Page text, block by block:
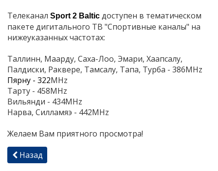
Телеканал Sport 2 Baltic доступен в тематическом
пакете дигитального ТВ "Спортивные каналы" на
нижеуказанных частотах:
Таллинн, Маарду, Саха-Лоо, Эмари, Хаапсалу,
Палдиски, Раквере, Тамсалу, Тапа, Турба - 386MHz
Пярну - 322MHz
Тарту - 458MHz
Вильянди - 434MHz
Нарва, Силламяэ - 442MHz
Желаем Вам приятного просмотра!
Назад